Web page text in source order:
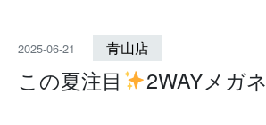
2025-06-21 青山店
この夏注目 2WAYメガネ